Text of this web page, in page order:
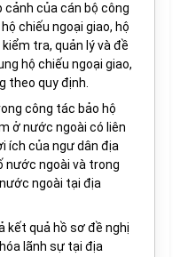
cảnh của cán bộ công
chiếu ngoại giao, hộ
tra, quản lý và đề
hộ chiếu ngoại giao,
theo quy định.
công tác bảo hộ
ở nước ngoài có liên
ích của ngư dân địa
nước ngoài và trong
ngoài tại địa
kết quả hồ sơ đề nghị
lãnh sự tại địa